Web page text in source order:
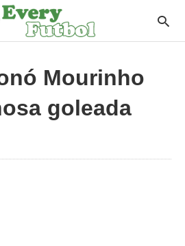
Mourinho
goleada